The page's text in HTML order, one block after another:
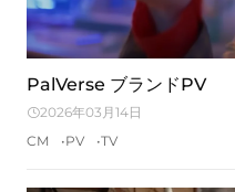
PalVerse ブランドPV
2026年03月14日
CM
PV TV